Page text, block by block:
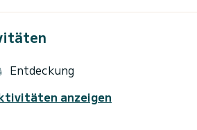
Tischen. Ihr lockeres und
brauchen, um die Sonne zu
ist mit hochmodernen
Küche, fortschrittliche
Entdeckung
anzeigen